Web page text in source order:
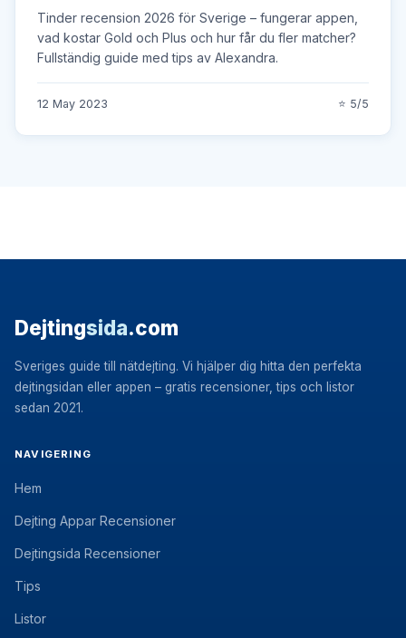
Tinder recension 2026 för Sverige – fungerar appen,
vad kostar Gold och Plus och hur får du fler matcher?
Fullständig guide med tips av Alexandra.
12 May 2023 ⭐ 5/5
Dejtingsida.com
Sveriges guide till nätdejting. Vi hjälper dig hitta den perfekta
dejtingsidan eller appen – gratis recensioner, tips och listor
sedan 2021.
NAVIGERING
Hem
Dejting Appar Recensioner
Dejtingsida Recensioner
Tips
Listor